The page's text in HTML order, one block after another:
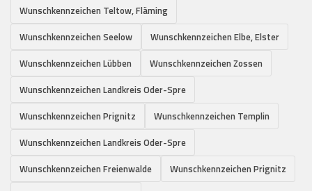
Wunschkennzeichen Teltow, Fläming
Wunschkennzeichen Seelow
Wunschkennzeichen Elbe, Elster
Wunschkennzeichen Lübben
Wunschkennzeichen Zossen
Wunschkennzeichen Landkreis Oder-Spre
Wunschkennzeichen Prignitz
Wunschkennzeichen Templin
Wunschkennzeichen Landkreis Oder-Spre
Wunschkennzeichen Freienwalde
Wunschkennzeichen Prignitz